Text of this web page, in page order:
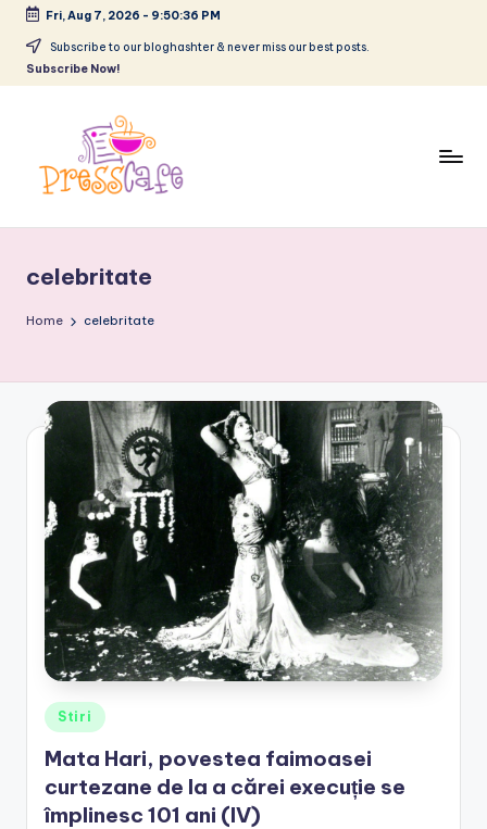
Skip
Fri, Aug 7, 2026 - 9:50:37 PM
Subscribe to our bloghashter & never miss our best posts.
Subscribe Now!
e
s
c
a
e
.
r
o
urbane
celebritate
Home celebritate
Posted
Stiri
Mata Hari, povestea faimoasei
curtezane de la a cărei execuție se
împlinesc 101 ani (IV)